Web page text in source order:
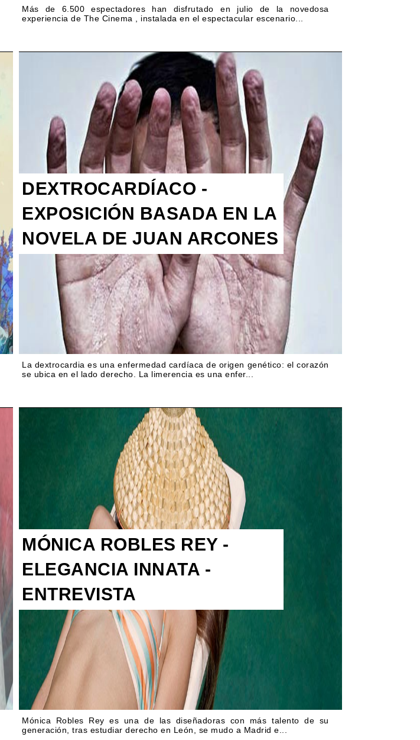
Más de 6.500 espectadores han disfrutado en julio de la novedosa
experiencia de The Cinema , instalada en el espectacular escenario...
DEXTROCARDÍACO -
EXPOSICIÓN BASADA EN LA
NOVELA DE JUAN ARCONES
La dextrocardia es una enfermedad cardíaca de origen genético: el corazón
se ubica en el lado derecho. La limerencia es una enfer...
MÓNICA ROBLES REY -
ELEGANCIA INNATA -
ENTREVISTA
Mónica Robles Rey es una de las diseñadoras con más talento de su
generación, tras estudiar derecho en León, se mudo a Madrid e...